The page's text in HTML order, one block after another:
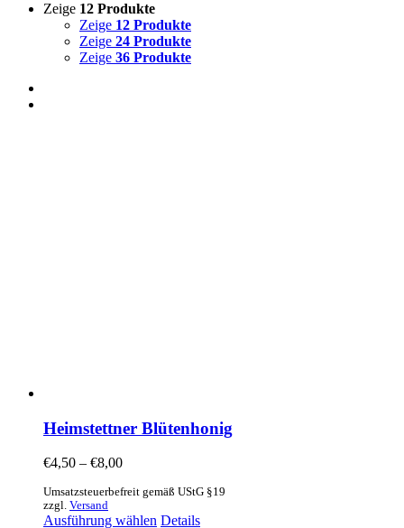
Zeige 12 Produkte
Zeige 12 Produkte
Zeige 24 Produkte
Zeige 36 Produkte
Heimstettner Blütenhonig
€4,50 – €8,00
Umsatzsteuerbefreit gemäß UStG §19
zzgl. Versand
Ausführung wählen Details